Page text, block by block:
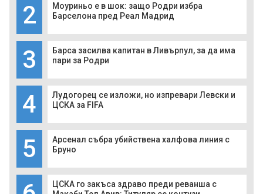
2
Моуриньо е в шок: защо Родри избра
Барселона пред Реал Мадрид
3
Барса засилва капитан в Ливърпул, за да има
пари за Родри
4
Лудогорец се изложи, но изпревари Левски и
ЦСКА за FIFA
5
Арсенал събра убийствена халфова линия с
Бруно
ЦСКА го закъса здраво преди реванша с